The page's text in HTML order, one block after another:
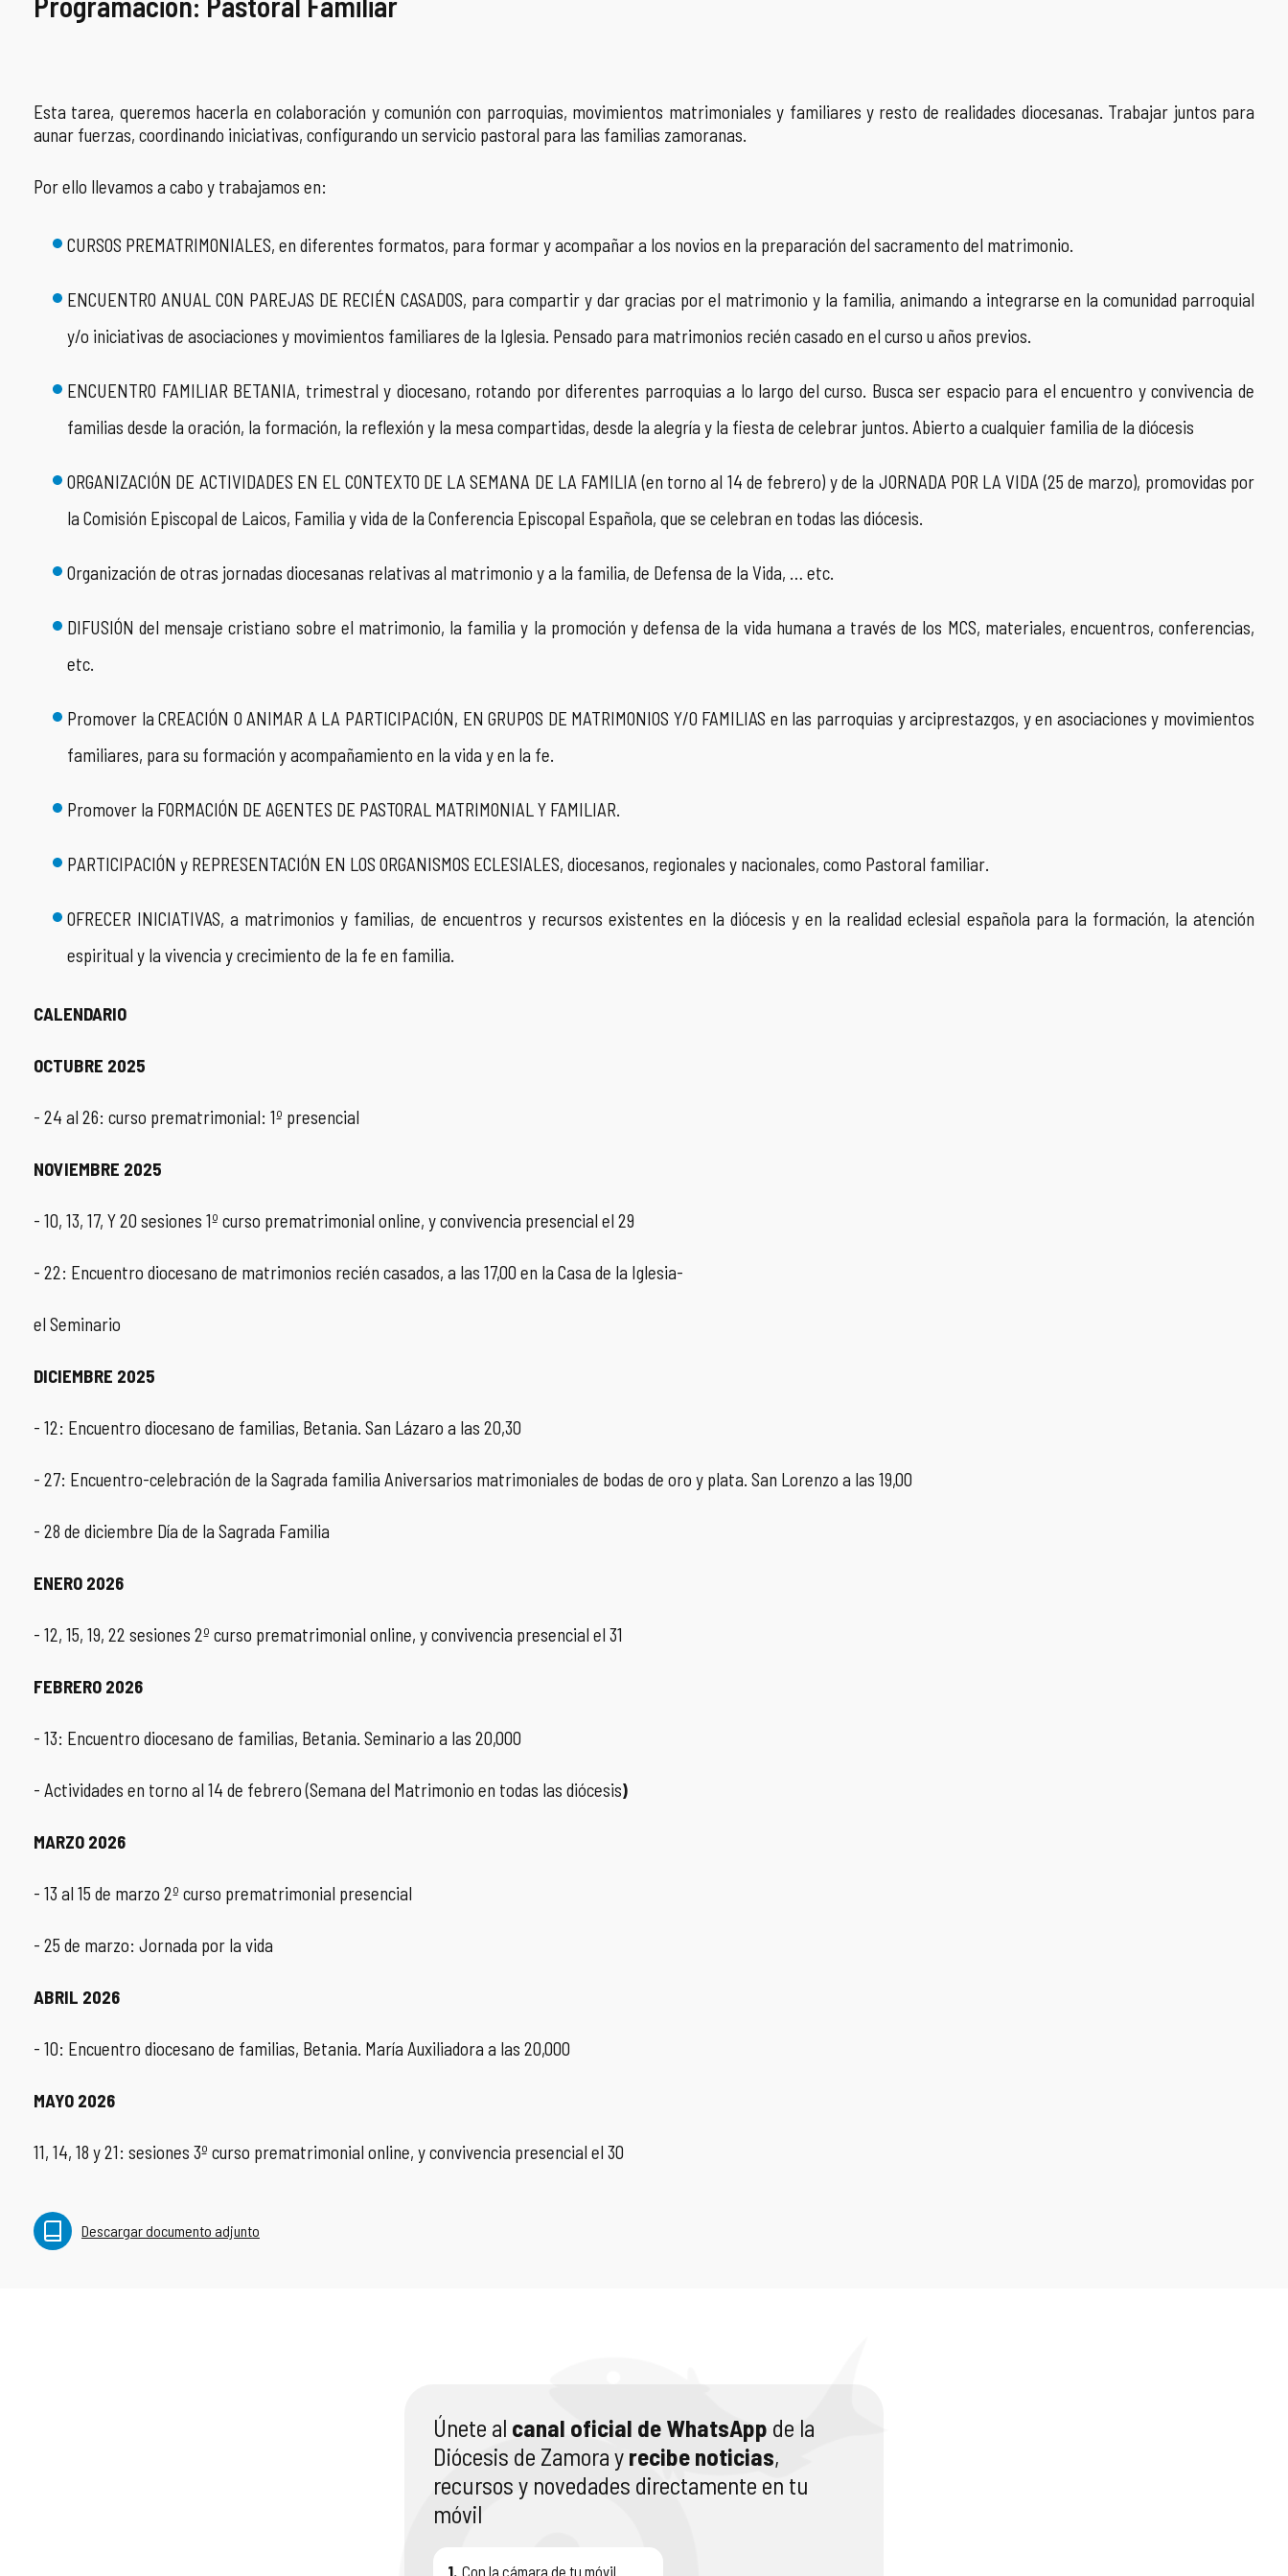
Esta tarea, queremos hacerla en colaboración y comunión con parroquias, movimientos matrimoniales y familiares y resto de realidades diocesanas. Trabajar juntos para
aunar fuerzas, coordinando iniciativas, configurando un servicio pastoral para las familias zamoranas.
Por ello llevamos a cabo y trabajamos en:
CURSOS PREMATRIMONIALES, en diferentes formatos, para formar y acompañar a los novios en la preparación del sacramento del matrimonio.
ENCUENTRO ANUAL CON PAREJAS DE RECIÉN CASADOS, para compartir y dar gracias por el matrimonio y la familia, animando a integrarse en la comunidad parroquial
y/o iniciativas de asociaciones y movimientos familiares de la Iglesia. Pensado para matrimonios recién casado en el curso u años previos.
ENCUENTRO FAMILIAR BETANIA, trimestral y diocesano, rotando por diferentes parroquias a lo largo del curso. Busca ser espacio para el encuentro y convivencia de
familias desde la oración, la formación, la reflexión y la mesa compartidas, desde la alegría y la fiesta de celebrar juntos. Abierto a cualquier familia de la diócesis
ORGANIZACIÓN DE ACTIVIDADES EN EL CONTEXTO DE LA SEMANA DE LA FAMILIA (en torno al 14 de febrero) y de la JORNADA POR LA VIDA (25 de marzo), promovidas por
la Comisión Episcopal de Laicos, Familia y vida de la Conferencia Episcopal Española, que se celebran en todas las diócesis.
Organización de otras jornadas diocesanas relativas al matrimonio y a la familia, de Defensa de la Vida, … etc.
DIFUSIÓN del mensaje cristiano sobre el matrimonio, la familia y la promoción y defensa de la vida humana a través de los MCS, materiales, encuentros, conferencias,
etc.
Promover la CREACIÓN O ANIMAR A LA PARTICIPACIÓN, EN GRUPOS DE MATRIMONIOS Y/O FAMILIAS en las parroquias y arciprestazgos, y en asociaciones y movimientos
familiares, para su formación y acompañamiento en la vida y en la fe.
Promover la FORMACIÓN DE AGENTES DE PASTORAL MATRIMONIAL Y FAMILIAR.
PARTICIPACIÓN y REPRESENTACIÓN EN LOS ORGANISMOS ECLESIALES, diocesanos, regionales y nacionales, como Pastoral familiar.
OFRECER INICIATIVAS, a matrimonios y familias, de encuentros y recursos existentes en la diócesis y en la realidad eclesial española para la formación, la atención
espiritual y la vivencia y crecimiento de la fe en familia.
CALENDARIO
OCTUBRE 2025
- 24 al 26: curso prematrimonial: 1º presencial
NOVIEMBRE 2025
- 10, 13, 17, Y 20 sesiones 1º curso prematrimonial online, y convivencia presencial el 29
- 22: Encuentro diocesano de matrimonios recién casados, a las 17,00 en la Casa de la Iglesia-
el Seminario
DICIEMBRE 2025
- 12: Encuentro diocesano de familias, Betania. San Lázaro a las 20,30
- 27: Encuentro-celebración de la Sagrada familia Aniversarios matrimoniales de bodas de oro y plata. San Lorenzo a las 19,00
- 28 de diciembre Día de la Sagrada Familia
ENERO 2026
- 12, 15, 19, 22 sesiones 2º curso prematrimonial online, y convivencia presencial el 31
FEBRERO 2026
- 13: Encuentro diocesano de familias, Betania. Seminario a las 20,000
- Actividades en torno al 14 de febrero (Semana del Matrimonio en todas las diócesis)
MARZO 2026
- 13 al 15 de marzo 2º curso prematrimonial presencial
- 25 de marzo: Jornada por la vida
ABRIL 2026
- 10: Encuentro diocesano de familias, Betania. María Auxiliadora a las 20,000
MAYO 2026
11, 14, 18 y 21: sesiones 3º curso prematrimonial online, y convivencia presencial el 30
Descargar documento adjunto
Únete al canal oficial de WhatsApp de la
Diócesis de Zamora y recibe noticias,
recursos y novedades directamente en tu
móvil
1. Con la cámara de tu móvil
PORTAL DE TRANSPARENCIA
RENDICIÓN CUENTAS ENTIDADES RELIGIOSAS
APOSTOLADO SEGLAR
VIDA CONSAGRADA
AUDIOS